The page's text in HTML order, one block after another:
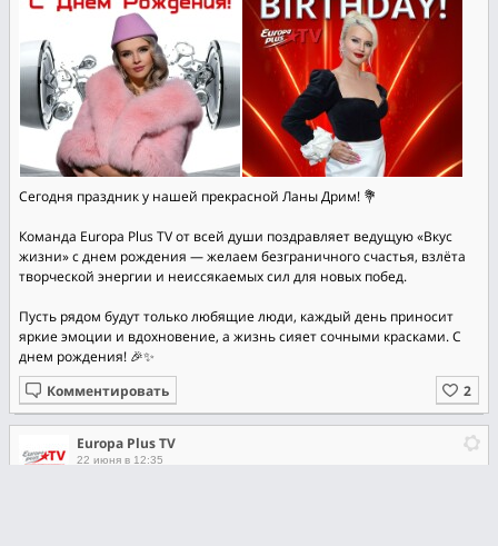
Сегодня праздник у нашей прекрасной Ланы Дрим! 💐
Команда Europa Plus TV от всей души поздравляет ведущую «Вкус
жизни» с днем рождения — желаем безграничного счастья, взлёта
творческой энергии и неиссякаемых сил для новых побед.
Пусть рядом будут только любящие люди, каждый день приносит
яркие эмоции и вдохновение, а жизнь сияет сочными красками. С
днем рождения! 🎉✨
Комментировать
Europa Plus TV
22 июня в 12:35